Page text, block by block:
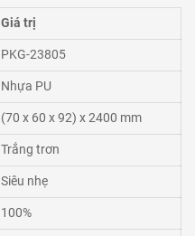
Giá trị
PKG-23805
Nhựa PU
(70 x 60 x 92) x 2400 mm
Trắng trơn
Siêu nhẹ
100%